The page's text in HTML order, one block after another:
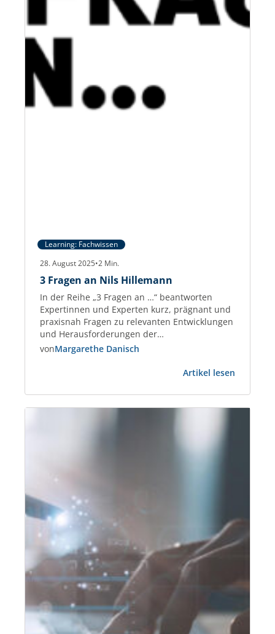
Learning: Fachwissen
28. August 2025•2 Min.
3 Fragen an Nils Hillemann
In der Reihe „3 Fragen an …“ beantworten
Expertinnen und Experten kurz, prägnant und
praxisnah Fragen zu relevanten Entwicklungen
und Herausforderungen der
Gewerbeimmobilien-Branche. Nils Hillemann
über 10 Jahren in der Immobilienbranche tätig.
Communication Services GmbH als Leiter
Corporate Real Estate/Head of Corporate…
vonMargarethe Danisch
Artikel lesen
Fragen
an